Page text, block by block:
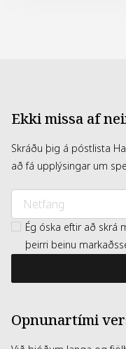
Ekki missa af
Skráðu þig á póstlista
að fá upplýsingar um
Ég óska eftir að skrá
þeirri beinu
Opnunartími